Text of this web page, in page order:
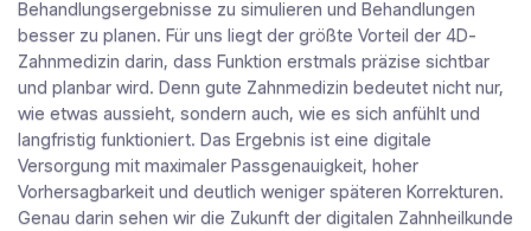
Behandlungsergebnisse zu simulieren und Behandlungen
besser zu planen. Für uns liegt der größte Vorteil der 4D-
Zahnmedizin darin, dass Funktion erstmals präzise sichtbar
und planbar wird. Denn gute Zahnmedizin bedeutet nicht nur,
wie etwas aussieht, sondern auch, wie es sich anfühlt und
langfristig funktioniert. Das Ergebnis ist eine digitale
Versorgung mit maximaler Passgenauigkeit, hoher
Vorhersagbarkeit und deutlich weniger späteren Korrekturen.
Genau darin sehen wir die Zukunft der digitalen Zahnheilkunde